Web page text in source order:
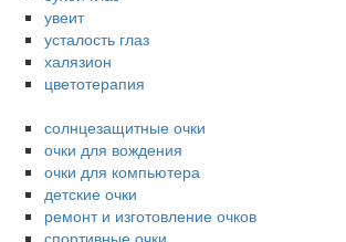
увеит
усталость глаз
халязион
цветотерапия
солнцезащитные очки
очки для вождения
очки для компьютера
детские очки
ремонт и изготовление очков